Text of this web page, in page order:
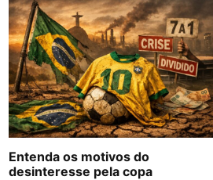
Entenda os motivos do
desinteresse pela copa